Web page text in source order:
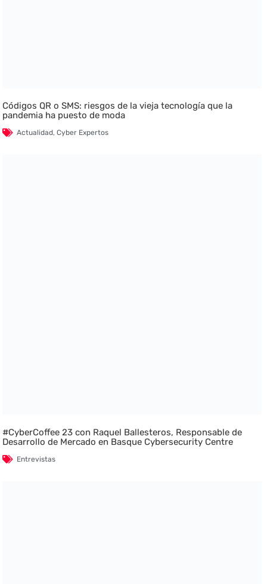
Códigos QR o SMS: riesgos de la vieja tecnología que la
pandemia ha puesto de moda
Actualidad,Cyber Expertos
#CyberCoffee 23 con Raquel Ballesteros, Responsable de
Desarrollo de Mercado en Basque Cybersecurity Centre
Entrevistas